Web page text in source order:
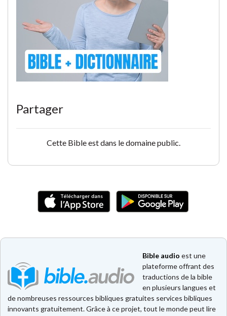
Partager
Cette Bible est dans le domaine public.
Bible audio est une
plateforme offrant des
traductions de la bible
en plusieurs langues et
de nombreuses ressources bibliques gratuites services bibliques
innovants gratuitement. Grâce à ce projet, tout le monde peut lire